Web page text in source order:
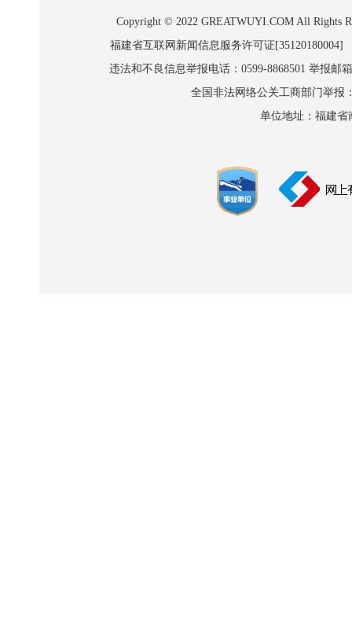
Copyright © 2022 GREATWUYI.COM All Rights
福建省互联网新闻信息服务许可证
违法和不良信息举报电话：0599-8868501 举报邮
全国非法网络公关工商部门举报
单位地址：福建省